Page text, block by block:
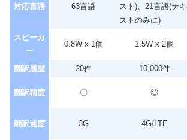
対応言語 63言語
スト)、 21言語(テキ
ストのみに)
スピーカ
ー
0.8W x 1個 1.5W x 2個
翻訳履歴
20件 10,000件
翻訳精度 〇 ◎
翻訳速度 3G 4G/LTE